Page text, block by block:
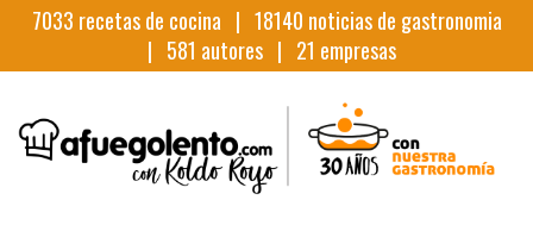
7033 recetas de cocina | 18140 noticias de gastronomia
| 581 autores | 21 empresas